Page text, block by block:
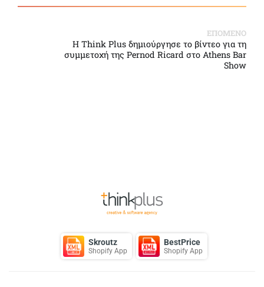
ΕΠΟΜΕΝΟ
Η Think Plus δημιούργησε το βίντεο για τη
συμμετοχή της Pernod Ricard στο Athens Bar
Show
Skroutz
Shopify App
BestPrice
Shopify App